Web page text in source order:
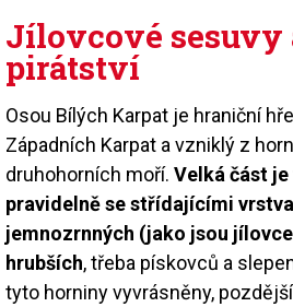
Jílovcové
pirátství
Osou Bílých Karpat je hraniční
Západních Karpat a vzniklý z
druhohorních moří. Velká část
pravidelně se střídajícími
jemnozrnných (jako jsou
hrubších, třeba pískovců a
tyto horniny vyvrásněny,